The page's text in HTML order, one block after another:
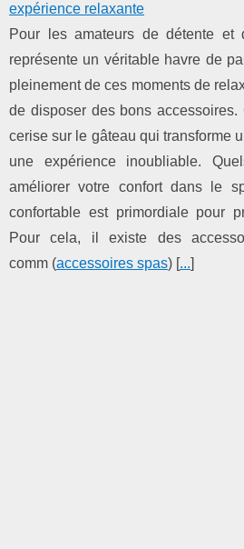
expérience relaxante
Pour les amateurs de détente et
représente un véritable havre de
pleinement de ces moments de
de disposer des bons
cerise sur le gâteau qui transforme
une expérience inoubliable.
améliorer votre confort dans le
confortable est primordiale pour
Pour cela, il existe des
comm (accessoires spas) [...]